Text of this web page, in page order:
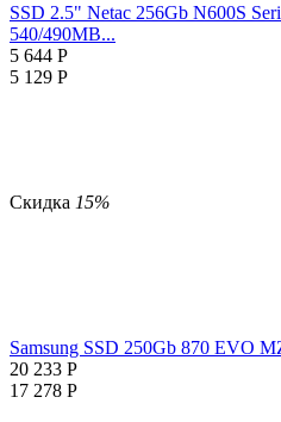
SSD 2.5" Netac 256Gb N600S
540/490MB...
5 644 Р
5 129 Р
Скидка 15%
Samsung SSD 250Gb 870 EVO
20 233 Р
17 278 Р